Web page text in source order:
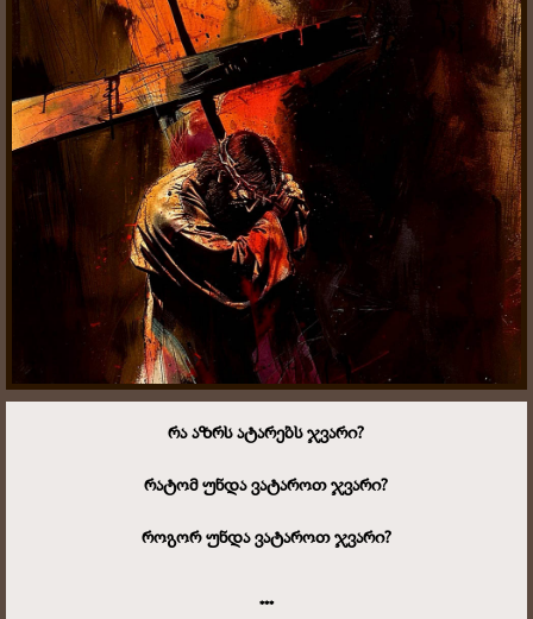
რა აზრს ატარებს ჯვარი?
რატომ უნდა ვატაროთ ჯვარი?
როგორ უნდა ვატაროთ ჯვარი?
***